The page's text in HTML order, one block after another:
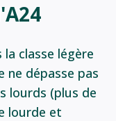
classe légère
ne dépasse pas
lourds (plus de
lourde et